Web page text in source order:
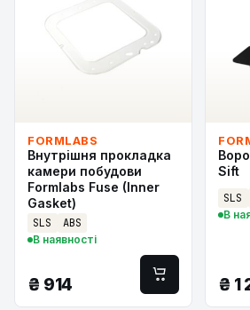
FORMLABS
Внутрішня прокладка
камери побудови
Formlabs Fuse (Inner
Gasket)
SLS ABS
В наявності
₴ 914
Sift
SLS
В
₴ 1